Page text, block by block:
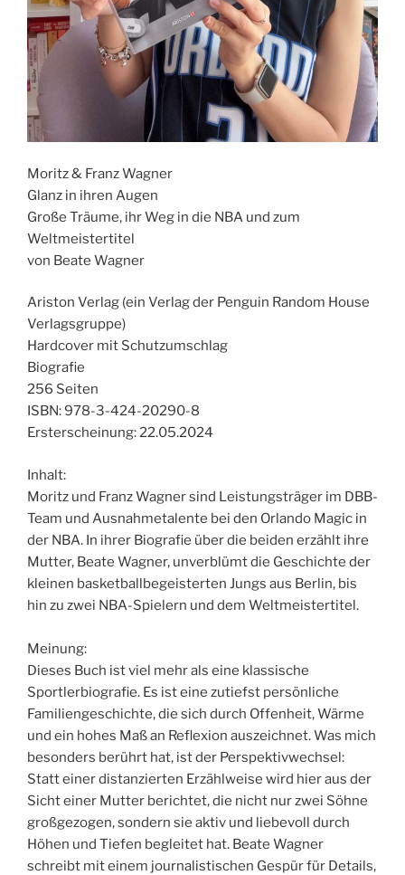
Moritz & Franz Wagner
Glanz in ihren Augen
Große Träume, ihr Weg in die NBA und zum
Weltmeistertitel
von Beate Wagner
Ariston Verlag (ein Verlag der Penguin Random House
Verlagsgruppe)
Hardcover mit Schutzumschlag
Biografie
256 Seiten
ISBN: 978-3-424-20290-8
Ersterscheinung: 22.05.2024
Inhalt:
Moritz und Franz Wagner sind Leistungsträger im DBB-
Team und Ausnahmetalente bei den Orlando Magic in
der NBA. In ihrer Biografie über die beiden erzählt ihre
Mutter, Beate Wagner, unverblümt die Geschichte der
kleinen basketballbegeisterten Jungs aus Berlin, bis
hin zu zwei NBA-Spielern und dem Weltmeistertitel.
Meinung:
Dieses Buch ist viel mehr als eine klassische
Sportlerbiografie. Es ist eine zutiefst persönliche
Familiengeschichte, die sich durch Offenheit, Wärme
und ein hohes Maß an Reflexion auszeichnet. Was mich
besonders berührt hat, ist der Perspektivwechsel:
Statt einer distanzierten Erzählweise wird hier aus der
Sicht einer Mutter berichtet, die nicht nur zwei Söhne
großgezogen, sondern sie aktiv und liebevoll durch
Höhen und Tiefen begleitet hat. Beate Wagner
schreibt mit einem journalistischen Gespür für Details,